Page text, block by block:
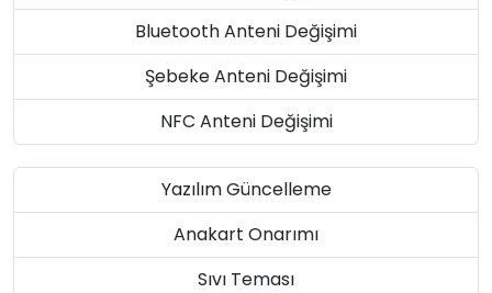
Bluetooth Anteni Değişimi
Şebeke Anteni Değişimi
NFC Anteni Değişimi
Yazılım Güncelleme
Anakart Onarımı
Sıvı Teması